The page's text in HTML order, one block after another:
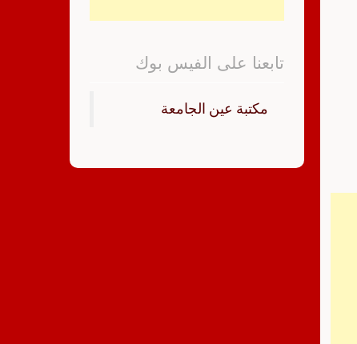
تابعنا على الفيس بوك
‏مكتبة عين الجامعة‏